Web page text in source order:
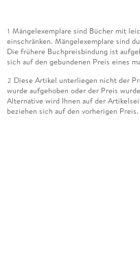
1 Mängelexemplare sind Bücher mit
einschränken. Mängelexemplare sind
Die frühere Buchpreisbindung ist
sich auf den gebundenen Preis eines
2 Diese Artikel unterliegen nicht der
wurde aufgehoben oder der Preis
Alternative wird Ihnen auf der
beziehen sich auf den vorherigen Preis.